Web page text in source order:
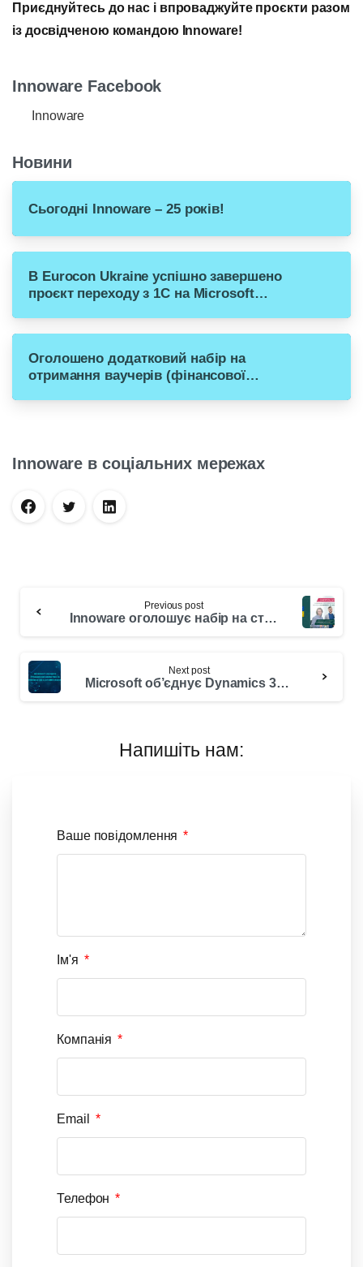
Приєднуйтесь до нас і впроваджуйте проєкти разом
із досвідченою командою Innoware!
Innoware Facebook
Innoware
Новини
Сьогодні Innoware – 25 років!
В Eurocon Ukraine успішно завершено
проєкт переходу з 1С на Microsoft
Оголошено додатковий набір на
отримання ваучерів (фінансової
Innoware в соціальних мережах
Previous post
Innoware оголошує набір на стажування для майбутніх функціональних аналітиків – консультантів із впровадження ERP системи Microsoft Dynamics 365 Business Central
Next post
Microsoft об’єднує Dynamics 365 Marketing і Dynamics 365 Customer Insights
Напишіть нам:
Ваше повідомлення
Ім'я
Компанія
Email
Телефон